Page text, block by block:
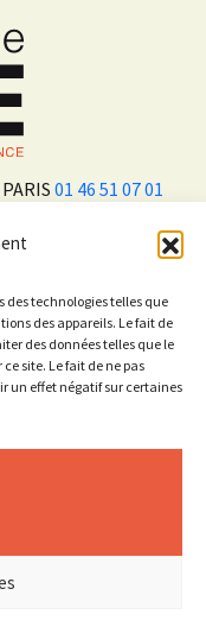
des technologies telles que
des appareils. Le fait de
des données telles que le
site. Le fait de ne pas
un effet négatif sur certaines
01 46 51 07 01